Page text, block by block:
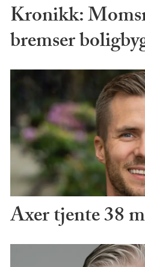
Kronikk:
bremser
Axer tjente 38